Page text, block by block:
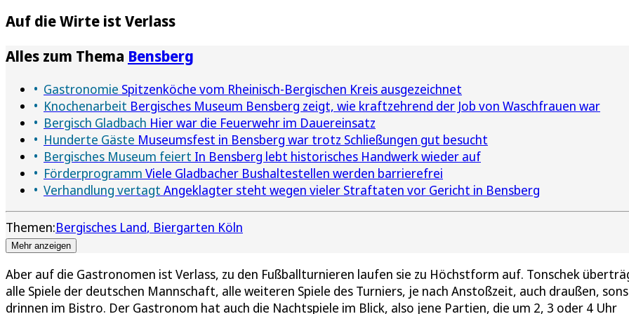
Auf die Wirte ist Verlass
Alles zum Thema Bensberg
Gastronomie Spitzenköche vom Rheinisch-Bergischen Kreis ausgezeichnet
Knochenarbeit Bergisches Museum Bensberg zeigt, wie kraftzehrend der Job von Waschfrauen war
Bergisch Gladbach Hier war die Feuerwehr im Dauereinsatz
Hunderte Gäste Museumsfest in Bensberg war trotz Schließungen gut besucht
Bergisches Museum feiert In Bensberg lebt historisches Handwerk wieder auf
Förderprogramm Viele Gladbacher Bushaltestellen werden barrierefrei
Verhandlung vertagt Angeklagter steht wegen vieler Straftaten vor Gericht in Bensberg
Themen:Bergisches Land Biergarten Köln
Mehr anzeigen
Aber auf die Gastronomen ist Verlass, zu den Fußballturnieren laufen sie zu Höchstform auf. Tonschek
alle Spiele der deutschen Mannschaft, alle weiteren Spiele des Turniers, je nach Anstoßzeit, auch draußen,
drinnen im Bistro. Der Gastronom hat auch die Nachtspiele im Blick, also jene Partien, die um 2, 3 oder 4 Uhr